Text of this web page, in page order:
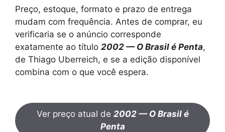
Preço, estoque, formato e prazo de entrega
mudam com frequência. Antes de comprar, eu
verificaria se o anúncio corresponde
exatamente ao título 2002 — O Brasil é Penta,
de Thiago Uberreich, e se a edição disponível
combina com o que você espera.
Ver preço atual de 2002 — O Brasil é
Penta